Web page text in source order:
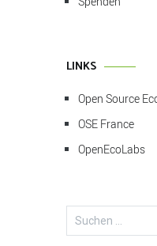
LINKS
Open Source
OSE France
OpenEcoLabs
Suchen
nach: